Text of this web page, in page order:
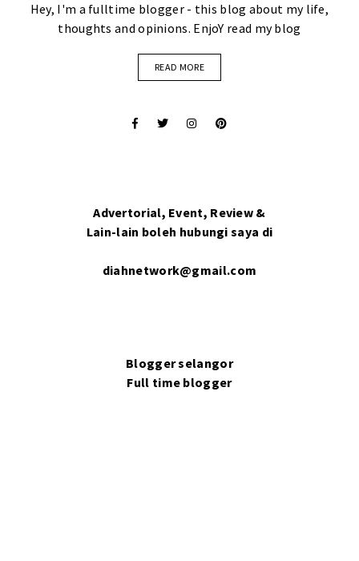
Hey, I'm a fulltime blogger - this blog about my life,
thoughts and opinions. EnjoY read my blog
READ MORE
Advertorial, Event, Review &
Lain-lain boleh hubungi saya di
diahnetwork@gmail.com
Blogger selangor
Full time blogger